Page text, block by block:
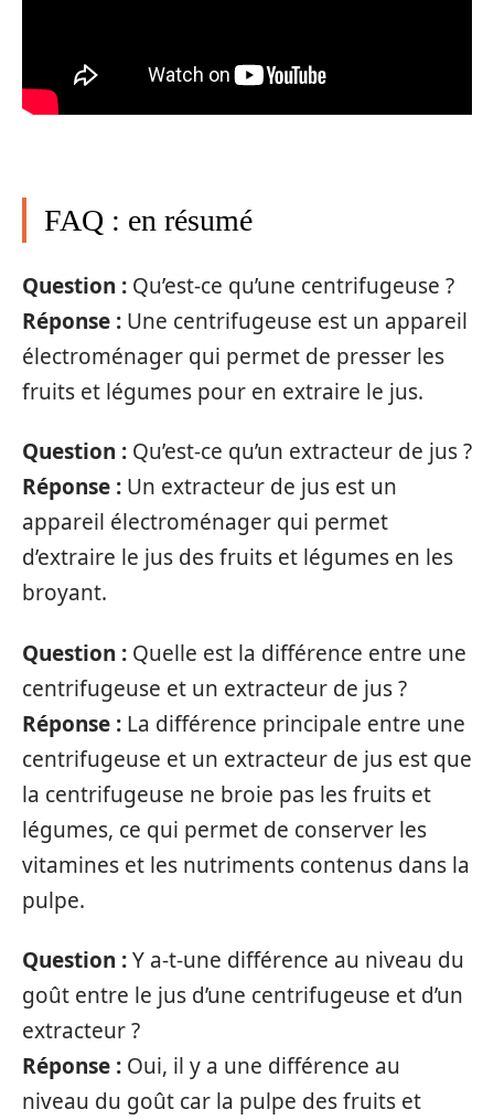
FAQ : en résumé
Question : Qu’est-ce qu’une centrifugeuse ?
Réponse : Une centrifugeuse est un appareil
électroménager qui permet de presser les
fruits et légumes pour en extraire le jus.
Question : Qu’est-ce qu’un extracteur de jus ?
Réponse : Un extracteur de jus est un
appareil électroménager qui permet
d’extraire le jus des fruits et légumes en les
broyant.
Question : Quelle est la différence entre une
centrifugeuse et un extracteur de jus ?
Réponse : La différence principale entre une
centrifugeuse et un extracteur de jus est que
la centrifugeuse ne broie pas les fruits et
légumes, ce qui permet de conserver les
vitamines et les nutriments contenus dans la
pulpe.
Question :Y a-t-une différence au niveau du
goût entre le jus d’une centrifugeuse et d’un
extracteur ?
Réponse : Oui, il y a une différence au
niveau du goût car la pulpe des fruits et